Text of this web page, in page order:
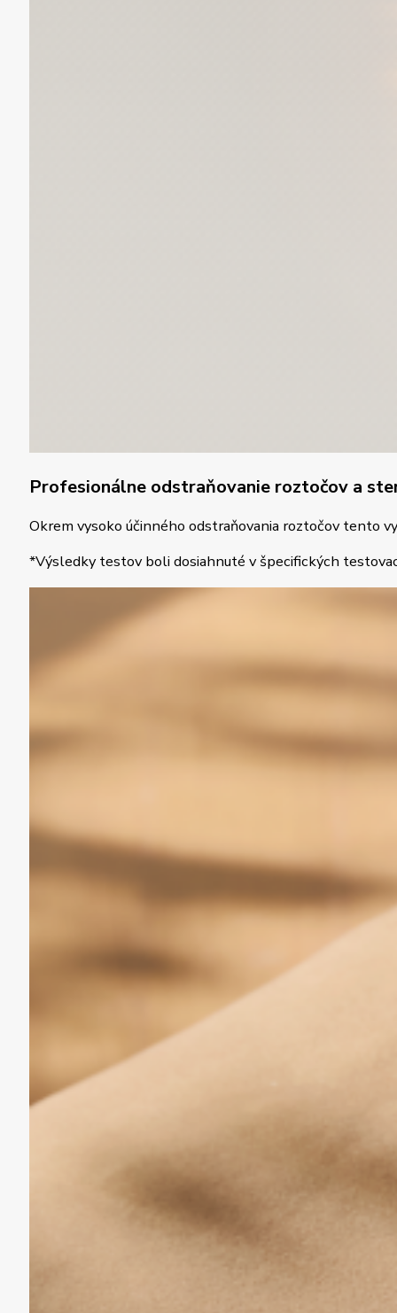
Profesionálne odstraňovanie roztočov a
Okrem vysoko účinného odstraňovania roztočov tento
*Výsledky testov boli dosiahnuté v špecifických